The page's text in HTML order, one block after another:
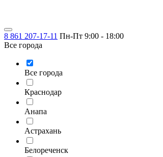
8 861 207-17-11 Пн-Пт 9:00 - 18:00
Все города
Все города
Краснодар
Анапа
Астрахань
Белореченск